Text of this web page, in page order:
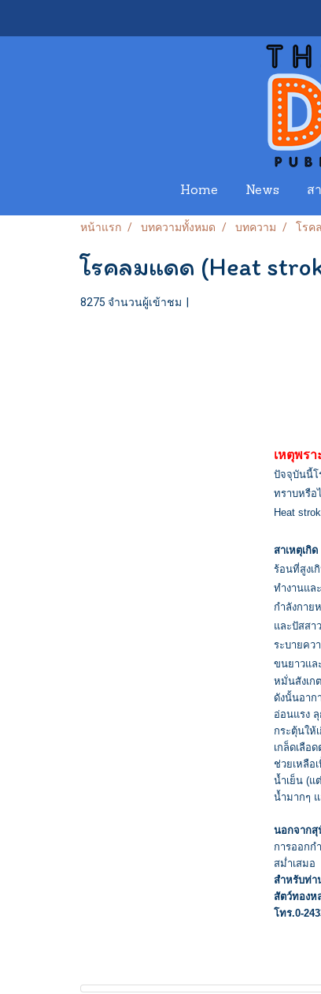
Home News ส
หน้าแรก บทความทั้งหมด บทความ โรค
โรคลมแดด (Heat
8275 จำนวนผู้เข้าชม |
เหตุพร
ปัจจุบันนี้โ
ทราบหรือ
Heat
สาเหตุเกิด
ร้อนที่สูงเ
ทำงานแล
กำลังกาย
และปัสสา
ระบายคว
ขนยาวแล
หมั่นสังเก
ดังนั้นอาก
อ่อนแรง
กระตุ้นให้
เกล็ดเลือ
ช่วยเหลือ
น้ำเย็น (แ
น้ำมากๆ แ
นอกจากสุ
การออกก
สม่ำเสมอ
สำหรับท่า
สัตว์ทองห
โทร.0-